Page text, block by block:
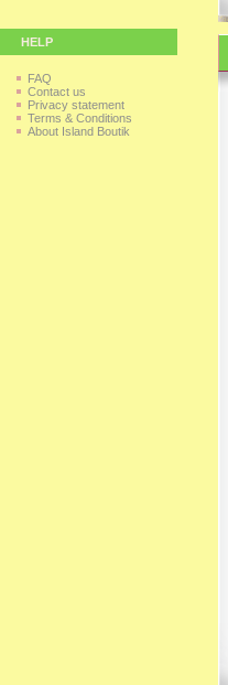
HELP
FAQ
Contact us
Privacy statement
Terms & Conditions
About Island Boutik